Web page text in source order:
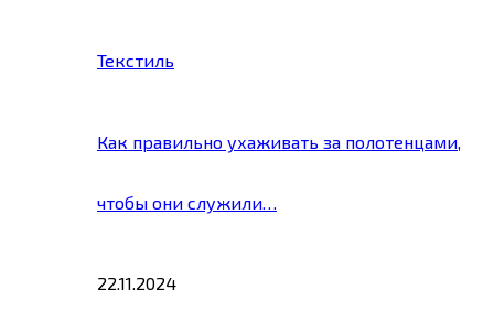
Текстиль
Как правильно ухаживать за полотенцами,
чтобы они служили…
22.11.2024